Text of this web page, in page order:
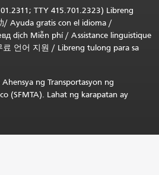
TTY 415.701.2323) Libreng
/ Ayuda gratis con el idioma /
dịch Miễn phí/ Assistance linguistique
료 언어 지원 / Libreng tulong para sa
ng Transportasyon ng
(SFMTA). Lahat ng karapatan ay